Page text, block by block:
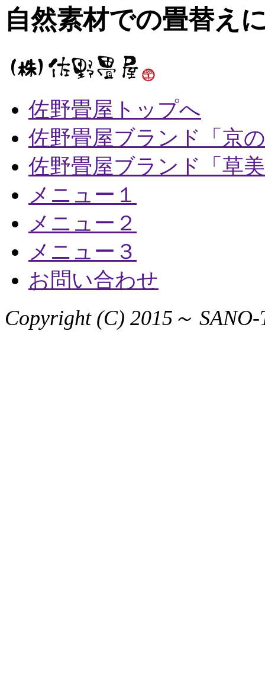
自然素材での畳替え
佐野畳屋トップへ
佐野畳屋ブランド「京
佐野畳屋ブランド「草
メニュー１
メニュー２
メニュー３
お問い合わせ
Copyright (C) 2015～